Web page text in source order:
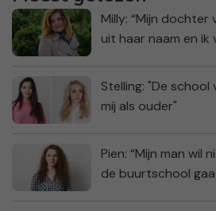
Milly: “Mijn
uit haar naam en ik
Stelling: "De
mij als ouder"
Pien: “Mijn man wil
de buurtschool